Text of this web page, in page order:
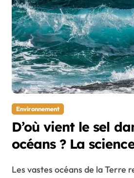
Environnement
D’où vient le sel
océans ? La
Les vastes océans de la Terre regorgent de sel, ce